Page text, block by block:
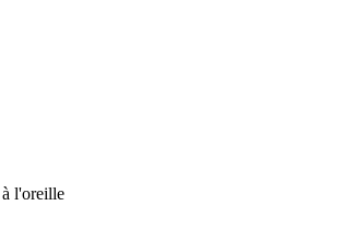
l'oreille